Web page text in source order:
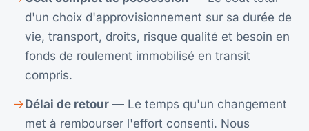
d'un choix d'approvisionnement sur sa durée de
vie, transport, droits, risque qualité et besoin en
fonds de roulement immobilisé en transit
compris.
Délai de retour — Le temps qu'un changement
met à rembourser l'effort consenti. Nous